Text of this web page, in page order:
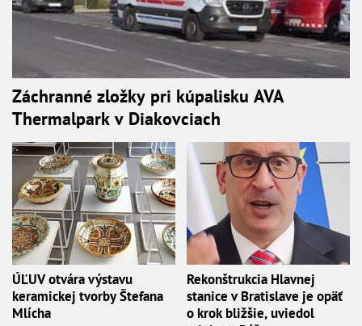
Záchranné zložky pri kúpalisku AVA
Thermalpark v Diakovciach
ÚĽUV otvára výstavu
keramickej tvorby Štefana
Mlícha
Rekonštrukcia Hlavnej
stanice v Bratislave je opäť
o krok bližšie, uviedol